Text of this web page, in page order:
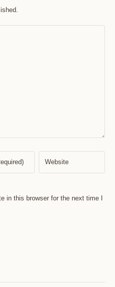
in this browser for the next time I